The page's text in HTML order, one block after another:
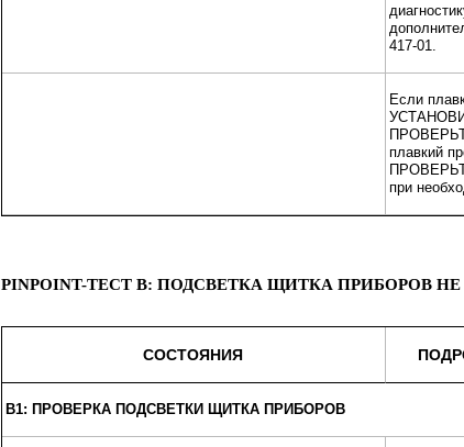
417-01.
Если
плавкий
при
PINPOINT-ТЕСТ B: ПОДСВЕТКА ЩИТКА ПРИБОРОВ НЕ
СОСТОЯНИЯ
B1: ПРОВЕРКА ПОДСВЕТКИ ЩИТКА ПРИБОРОВ